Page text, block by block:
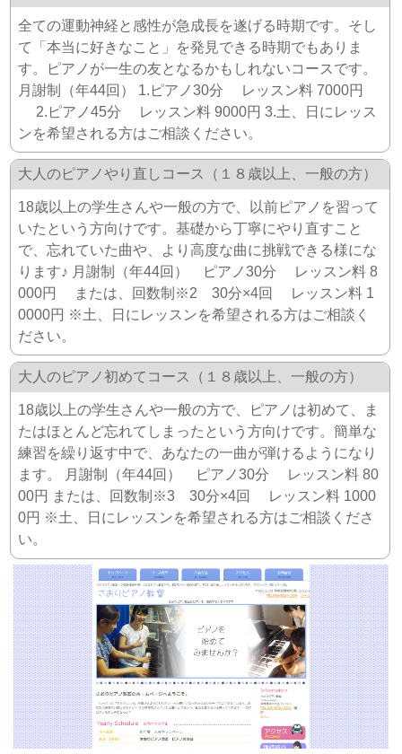
全ての運動神経と感性が急成長を遂げる時期です。そし
て「本当に好きなこと」を発見できる時期でもありま
す。ピアノが一生の友となるかもしれないコースです。
月謝制（年44回） 1.ピアノ30分 レッスン料 7000円
2.ピアノ45分 レッスン料 9000円 3.土、日にレッス
ンを希望される方はご相談ください。
大人のピアノやり直しコース（１８歳以上、一般の方）
18歳以上の学生さんや一般の方で、以前ピアノを習って
いたという方向けです。基礎から丁寧にやり直すこと
で、忘れていた曲や、より高度な曲に挑戦できる様にな
ります♪ 月謝制（年44回） ピアノ30分 レッスン料 8
000円 または、回数制※2 30分×4回 レッスン料 1
0000円 ※土、日にレッスンを希望される方はご相談く
ださい。
大人のピアノ初めてコース（１８歳以上、一般の方）
18歳以上の学生さんや一般の方で、ピアノは初めて、ま
たはほとんど忘れてしまったという方向けです。簡単な
練習を繰り返す中で、あなたの一曲が弾けるようになり
ます。 月謝制（年44回） ピアノ30分 レッスン料 80
00円 または、回数制※3 30分×4回 レッスン料 1000
0円 ※土、日にレッスンを希望される方はご相談くださ
い。